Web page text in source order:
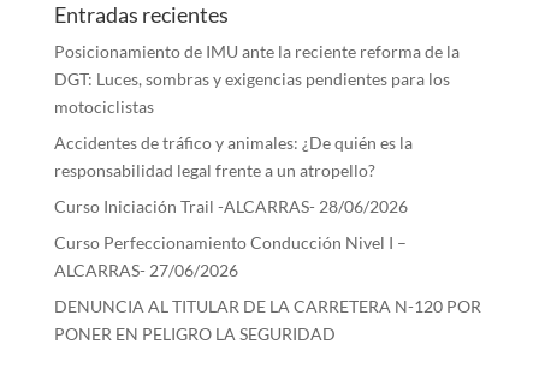
Entradas recientes
Posicionamiento de IMU ante la reciente reforma de la
DGT: Luces, sombras y exigencias pendientes para los
motociclistas
Accidentes de tráfico y animales: ¿De quién es la
responsabilidad legal frente a un atropello?
Curso Iniciación Trail -ALCARRAS- 28/06/2026
Curso Perfeccionamiento Conducción Nivel I –
ALCARRAS- 27/06/2026
DENUNCIA AL TITULAR DE LA CARRETERA N-120 POR
PONER EN PELIGRO LA SEGURIDAD